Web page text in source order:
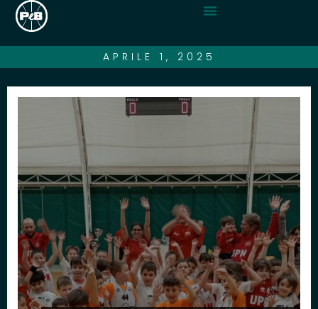
APRILE 1, 2025